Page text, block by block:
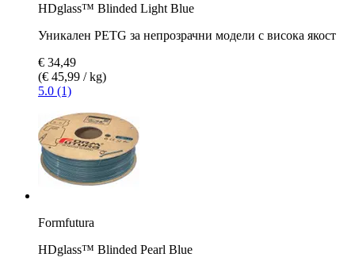
HDglass™ Blinded Light Blue
Уникален PETG за непрозрачни модели с висока якост
€ 34,49
(€ 45,99 / kg)
5.0 (1)
Formfutura
HDglass™ Blinded Pearl Blue